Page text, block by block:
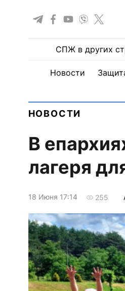
СПЖ в других
Новости
НОВОСТИ
В
лагеря
18 Июня 17:14 255